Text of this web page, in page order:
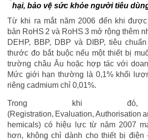
hại, bảo vệ sức khỏe người tiêu
Từ khi ra mắt năm 2006 đến khi
bản RoHS 2 và RoHS 3 mở rộng thêm
DEHP, BBP, DBP và DIBP, tiêu
thước đo bắt buộc nếu một thiết bị
trường châu Âu hoặc hợp tác với
Mức giới hạn thường là 0,1% khối
riêng cadmium chỉ 0,01%.
Trong khi đó,
(Registration, Evaluation, Authorisation
hemicals) có hiệu lực từ năm 2007
hơn, không chỉ dành cho thiết bị